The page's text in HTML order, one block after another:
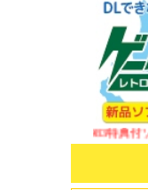
NEW 1983特典付ソフト